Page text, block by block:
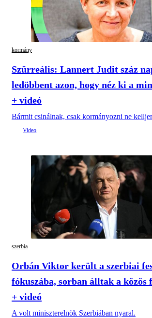
kormány
Szürreális: Lannert Judit száz
ledöbbent azon, hogy néz ki a
+ videó
Bármit csinálnak, csak kormányozni ne
szerbia
Orbán Viktor került a szerbiai
fókuszába, sorban álltak a közös
+ videó
A volt miniszterelnök Szerbiában nyaral.